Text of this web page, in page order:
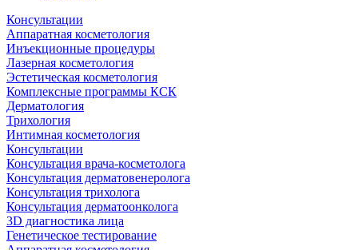
Консультации
Аппаратная косметология
Инъекционные процедуры
Лазерная косметология
Эстетическая косметология
Комплексные программы КСК
Дерматология
Трихология
Интимная косметология
Консультации
Консультация врача-косметолога
Консультация дерматовенеролога
Консультация трихолога
Консультация дерматоонколога
3D диагностика лица
Генетическое тестирование